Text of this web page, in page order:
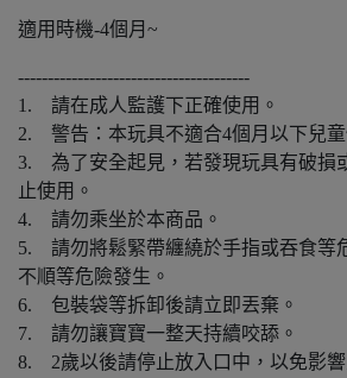
適用時機-4個月~
---------------------------------------
1. 請在成人監護下正確使用。
2. 警告：本玩具不適合4個月以下兒童
3. 為了安全起見，若發現玩具有破損
止使用。
4. 請勿乘坐於本商品。
5. 請勿將鬆緊帶纏繞於手指或吞食等
不順等危險發生。
6. 包裝袋等拆卸後請立即丟棄。
7. 請勿讓寶寶一整天持續咬舔。
8. 2歲以後請停止放入口中，以免影響